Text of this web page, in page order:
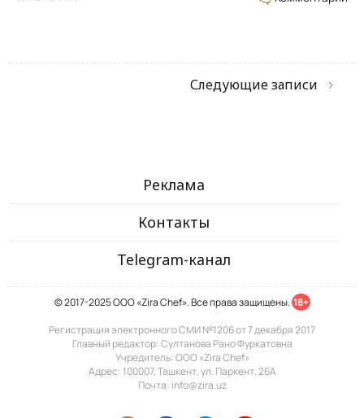
Следующие записи
Реклама
Контакты
Telegram-канал
© 2017-2025 ООО «Zira Chef». Все права защищены. 18+
Регистрация электронного СМИ №1206 от 7 декабря 2017
Главный редактор: Султанова Рано Фуркатовна
Учредитель: ООО «Zira Chef»
Адрес: 100007, Ташкент, ул. Паркент, 26А
Почта: info@zira.uz